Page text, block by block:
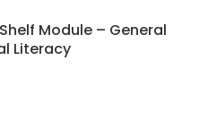
Module – General
Literacy